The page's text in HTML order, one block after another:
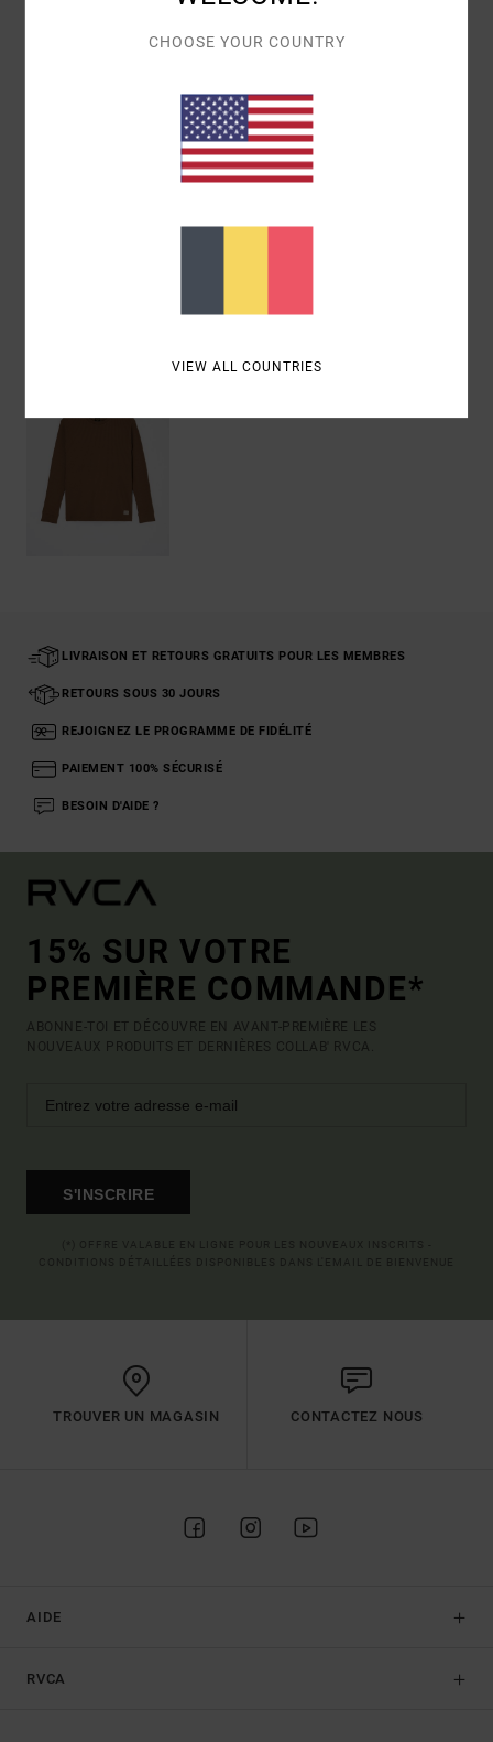
[Matière principale] 60% coton, 40%
LIVRAISON ET RETOURS GRATUITS POUR LES MEMBRES
RETOURS SOUS 30 JOURS
REJOIGNEZ LE PROGRAMME DE FIDÉLITÉ
PAIEMENT 100% SÉCURISÉ
BESOIN D'AIDE ?
15% SUR VOTRE
PREMIÈRE COMMANDE*
ABONNE-TOI ET DÉCOUVRE EN AVANT-PREMIÈRE LES
NOUVEAUX PRODUITS ET DERNIÈRES COLLAB' RVCA.
S'INSCRIRE
TROUVER UN MAGASIN CONTACTEZ NOUS
AIDE
RVCA
CHOOSE YOUR COUNTRY
VIEW ALL COUNTRIES